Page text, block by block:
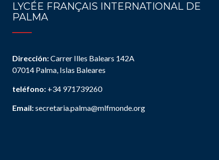
LYCÉE FRANÇAIS INTERNATIONAL DE
PALMA
Dirección:Carrer Illes Balears 142A
07014 Palma, Islas Baleares
teléfono: +34 971739260
Email:secretaria.palma@mlfmonde.org